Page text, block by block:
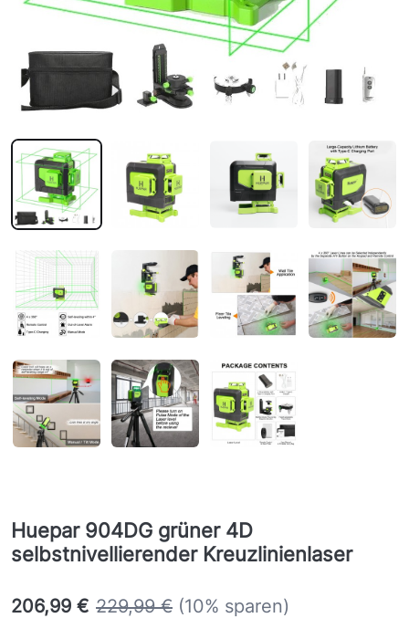
Huepar 904DG grüner 4D
selbstnivellierender Kreuzlinienlaser
206,99 € 229,99 € (10% sparen)